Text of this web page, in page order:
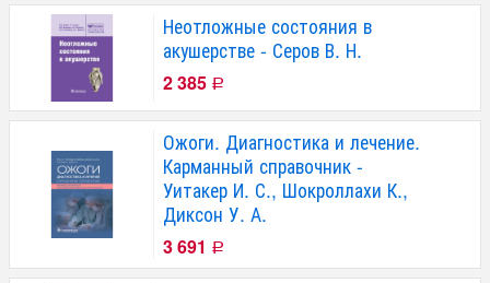
Неотложные состояния в
акушерстве - Серов В. Н.
2 385 Р
Ожоги. Диагностика и лечение.
Карманный справочник -
Уитакер И. С., Шокроллахи К.,
Диксон У. А.
3 691 Р